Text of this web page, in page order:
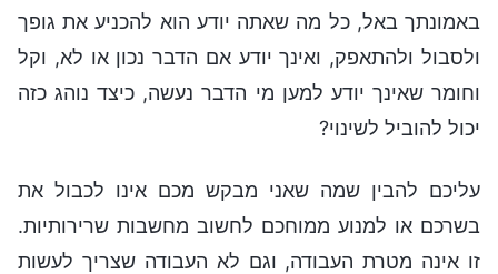
באמונתך באל, כל מה שאתה יודע הוא להכניע את גופך
ולסבול ולהתאפק, ואינך יודע אם הדבר נכון או לא, וקל
וחומר שאינך יודע למען מי הדבר נעשה, כיצד נוהג כזה
יכול להוביל לשינוי?
עליכם להבין שמה שאני מבקש מכם אינו לכבול את
בשרכם או למנוע ממוחכם לחשוב מחשבות שרירותיות.
זו אינה מטרת העבודה, וגם לא העבודה שצריך לעשות